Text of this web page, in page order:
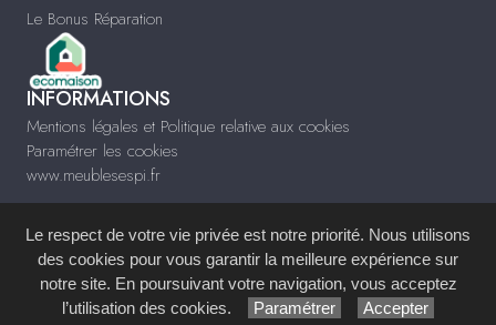
Le Bonus Réparation
INFORMATIONS
Mentions légales et Politique relative aux cookies
Paramétrer les cookies
www.meublesespi.fr
Site réalisé avec leSystème de Gestion de Contenu (SGC)imagenia, créé et
développé en France parmémoire d'images.
Le respect de votre vie privée est notre priorité. Nous utilisons
des cookies pour vous garantir la meilleure expérience sur
notre site. En poursuivant votre navigation, vous acceptez
l’utilisation des cookies.
Paramétrer Accepter